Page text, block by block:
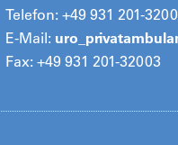
Telefon: +49 931 201-
E-Mail:
Fax: +49 931 201-32003